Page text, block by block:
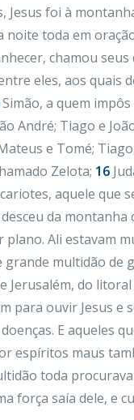
Jesus foi à
noite toda em
chamou seus
eles, aos quais
Simão, a quem impôs
André; Tiago e
e Tomé;
Zelota; 16
aquele que
desceu da montanha
Ali estavam
grande multidão de
Jerusalém, do
para ouvir Jesus e
E aqueles
espíritos maus
toda
força saía dele, e